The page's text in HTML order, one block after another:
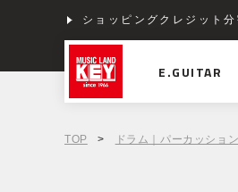
ショッピングクレジット
E.GUITAR
TOP > ドラム｜パーカッション